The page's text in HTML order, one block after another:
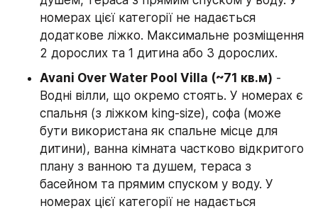
номерах цієї категорії не надається
додаткове ліжко. Максимальне розміщення
2 дорослих та 1 дитина або 3 дорослих.
Avani Over Water Pool Villa (~71 кв.м) -
Водні вілли, що окремо стоять. У номерах є
спальня (з ліжком king-size), софа (може
бути використана як спальне місце для
дитини), ванна кімната частково відкритого
плану з ванною та душем, тераса з
басейном та прямим спуском у воду. У
номерах цієї категорії не надається